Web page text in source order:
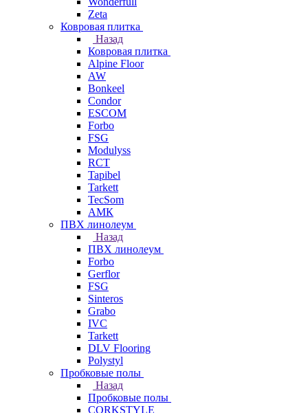
Zeta
Ковровая плитка
Назад
Ковровая плитка
Alpine Floor
AW
Bonkeel
Condor
ESCOM
Forbo
FSG
Modulyss
RCT
Tapibel
Tarkett
TecSom
АМК
ПВХ линолеум
Назад
ПВХ линолеум
Forbo
Gerflor
FSG
Sinteros
Grabo
IVC
Tarkett
DLV Flooring
Polystyl
Пробковые полы
Назад
Пробковые полы
CORKSTYLE